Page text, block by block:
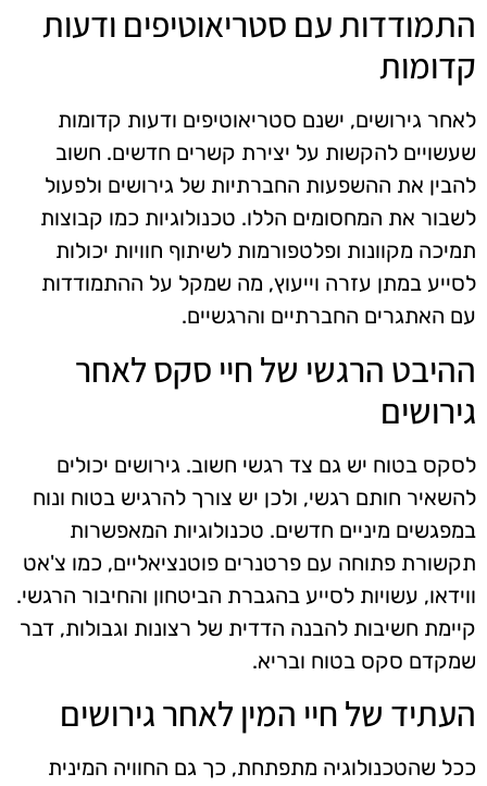
התמודדות עם סטריאוטיפים ודעות
קדומות
לאחר גירושים, ישנם סטריאוטיפים ודעות קדומות
שעשויים להקשות על יצירת קשרים חדשים. חשוב
להבין את ההשפעות החברתיות של גירושים ולפעול
לשבור את המחסומים הללו. טכנולוגיות כמו קבוצות
תמיכה מקוונות ופלטפורמות לשיתוף חוויות יכולות
לסייע במתן עזרה וייעוץ, מה שמקל על ההתמודדות
עם האתגרים החברתיים והרגשיים.
ההיבט הרגשי של חיי סקס לאחר
גירושים
לסקס בטוח יש גם צד רגשי חשוב. גירושים יכולים
להשאיר חותם רגשי, ולכן יש צורך להרגיש בטוח ונוח
במפגשים מיניים חדשים. טכנולוגיות המאפשרות
תקשורת פתוחה עם פרטנרים פוטנציאליים, כמו צ'אט
ווידאו, עשויות לסייע בהגברת הביטחון והחיבור הרגשי.
קיימת חשיבות להבנה הדדית של רצונות וגבולות, דבר
שמקדם סקס בטוח ובריא.
העתיד של חיי המין לאחר גירושים
ככל שהטכנולוגיה מתפתחת, כך גם החוויה המינית